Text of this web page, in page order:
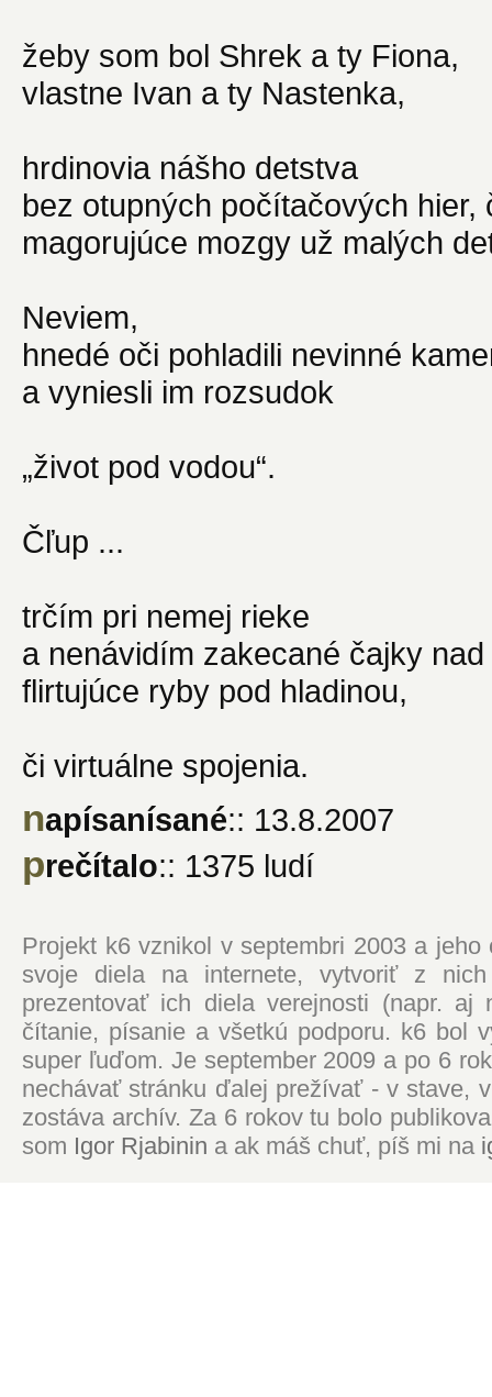
žeby som bol Shrek a ty Fiona,
vlastne Ivan a ty Nastenka,
hrdinovia nášho detstva
bez otupných počítačových hier,
magorujúce mozgy už malých
Neviem,
hnedé oči pohladili nevinné
a vyniesli im rozsudok
„život pod vodou“.
Čľup ...
trčím pri nemej rieke
a nenávidím zakecané čajky
flirtujúce ryby pod hladinou,
či virtuálne spojenia.
napísanísané:: 13.8.2007
prečítalo:: 1375 ludí
Projekt k6 vznikol v septembri 2003 a
svoje diela na internete, vytvoriť z
prezentovať ich diela verejnosti (napr. aj
čítanie, písanie a všetkú podporu. k6 bol
super ľuďom. Je september 2009 a po 6
nechávať stránku ďalej prežívať - v stave,
zostáva archív. Za 6 rokov tu bolo
som Igor Rjabinin a ak máš chuť, píš mi na